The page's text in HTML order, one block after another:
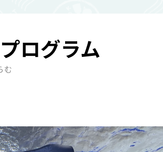
ログラム
む